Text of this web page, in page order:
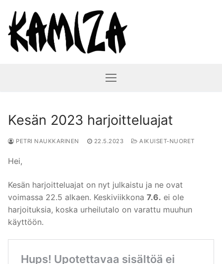
sisältöön
Kesän 2023 harjoitteluajat
PETRI NAUKKARINEN 22.5.2023 AIKUISET-NUORET
Hei,
Kesän harjoitteluajat on nyt julkaistu ja ne ovat
voimassa 22.5 alkaen. Keskiviikkona 7.6. ei ole
harjoituksia, koska urheilutalo on varattu muuhun
käyttöön.